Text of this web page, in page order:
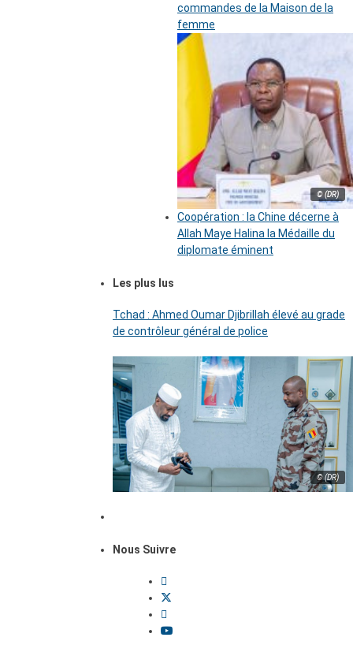
commandes de la Maison de la
femme
© (DR)
Coopération : la Chine décerne à
Allah Maye Halina la Médaille du
diplomate éminent
Les plus lus
Tchad : Ahmed Oumar Djibrillah élevé au grade
de contrôleur général de police
© (DR)
Nous Suivre